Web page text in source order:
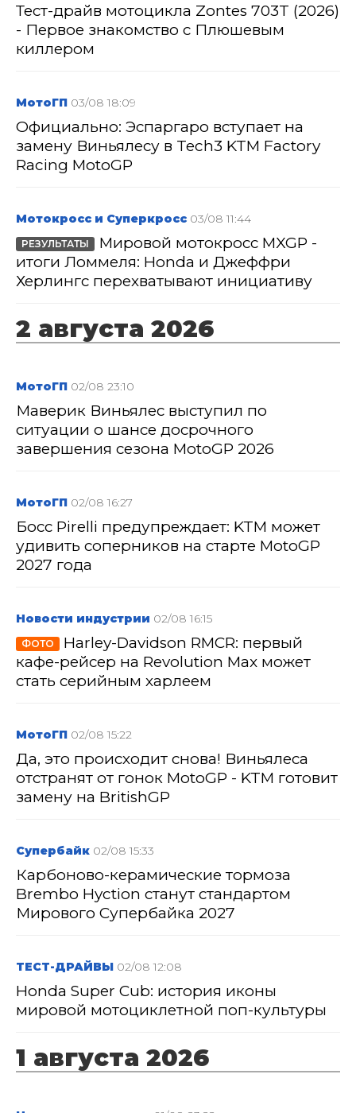
Тест-драйв мотоцикла Zontes 703T (2026)
- Первое знакомство с Плюшевым
киллером
МотоГП 03/08 18:09
Официально: Эспаргаро вступает на
замену Виньялесу в Tech3 KTM Factory
Racing MotoGP
Мотокросс и Суперкросс 03/08 11:44
РЕЗУЛЬТАТЫ
Мировой мотокросс MXGP -
итоги Ломмеля: Honda и Джеффри
Херлингс перехватывают инициативу
2 августа 2026
МотоГП 02/08 23:10
Маверик Виньялес выступил по
ситуации о шансе досрочного
завершения сезона MotoGP 2026
МотоГП 02/08 16:27
Босс Pirelli предупреждает: KTM может
удивить соперников на старте MotoGP
2027 года
Новости индустрии 02/08 16:15
ФОТО
Harley-Davidson RMCR: первый
кафе-рейсер на Revolution Max может
стать серийным харлеем
МотоГП 02/08 15:22
Да, это происходит снова! Виньялеса
отстранят от гонок MotoGP - KTM готовит
замену на BritishGP
Супербайк 02/08 15:33
Карбоново-керамические тормоза
Brembo Hyction станут стандартом
Мирового Супербайка 2027
ТЕСТ-ДРАЙВЫ 02/08 12:08
Honda Super Cub: история иконы
мировой мотоциклетной поп-культуры
1 августа 2026